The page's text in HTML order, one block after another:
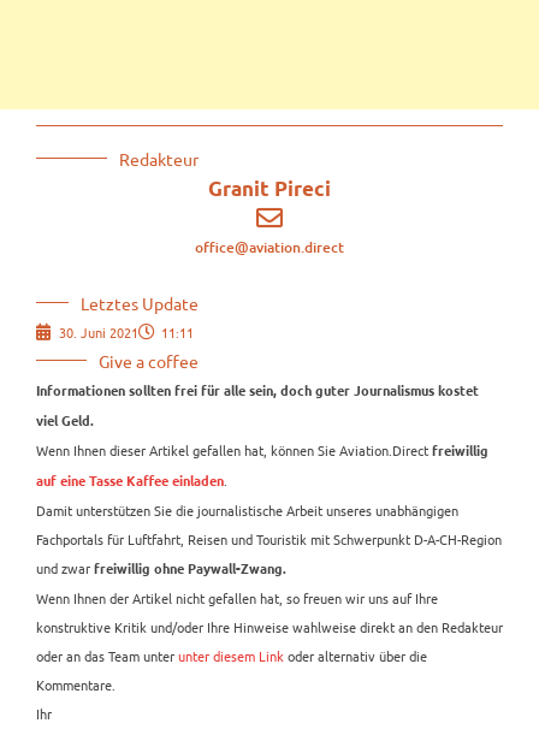
Redakteur
Granit Pireci
office@aviation.direct
Letztes Update
30. Juni 2021 11:11
Give a coffee
Informationen sollten frei für alle sein, doch guter Journalismus kostet
viel Geld.
Wenn Ihnen dieser Artikel gefallen hat, können Sie Aviation.Direct freiwillig
auf eine Tasse Kaffee einladen
Damit unterstützen Sie die journalistische Arbeit unseres unabhängigen
Fachportals für Luftfahrt, Reisen und Touristik mit Schwerpunkt D-A-CH-Region
und zwar freiwillig ohne Paywall-Zwang.
Wenn Ihnen der Artikel nicht gefallen hat, so freuen wir uns auf Ihre
konstruktive Kritik und/oder Ihre Hinweise wahlweise direkt an den Redakteur
oder an das Team unterunter diesem Link oder alternativ über die
Kommentare.
Ihr